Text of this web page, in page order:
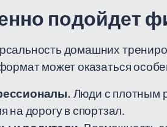
подойдет
домашних
может оказаться
Люди с плотным
на дорогу в спортзал.